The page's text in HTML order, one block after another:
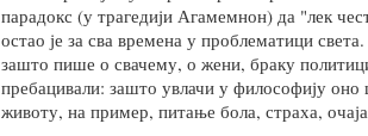
парадокс (у трагедији Агамемнон) да "лек
остао је за сва времена у проблематици
зашто пише о свачему, о жени, браку
пребацивали: зашто увлачи у философију оно
животу, на пример, питање бола, страха,